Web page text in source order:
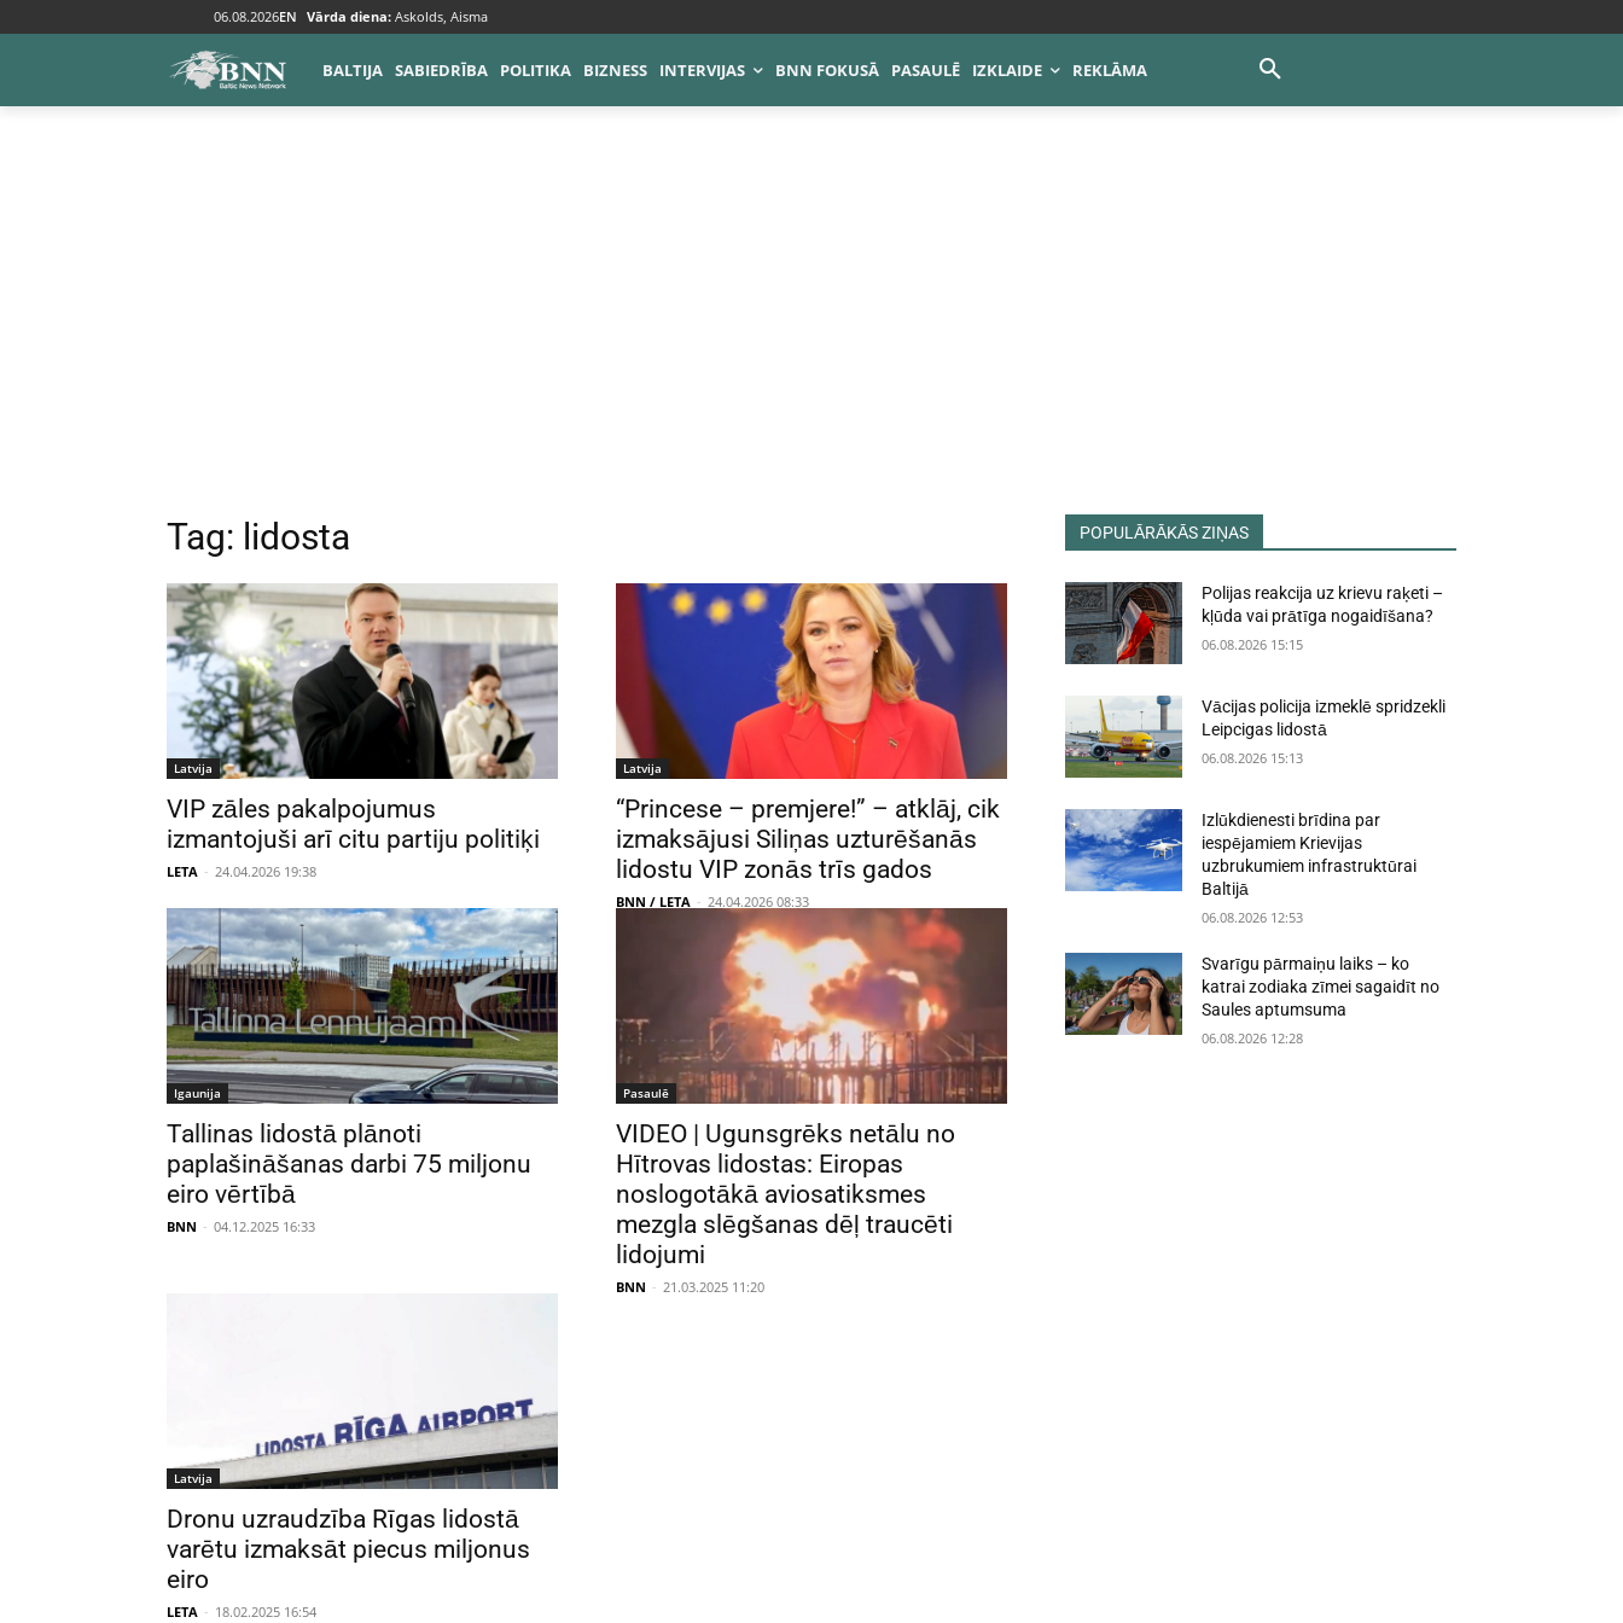
06.08.2026EN Vārda diena: Askolds, Aisma
BALTIJA SABIEDRĪBA POLITIKA BIZNESS INTERVIJAS BNN FOKUSĀ PASAULĒ IZKLAIDE REKLĀMA
Tags Lidosta
Tag: lidosta
Latvija
VIP zāles pakalpojumus
izmantojuši arī citu partiju politiķi
LETA - 24.04.2026 19:38
Latvija
“Princese – premjere!” – atklāj, cik
izmaksājusi Siliņas uzturēšanās
lidostu VIP zonās trīs gados
BNN / LETA - 24.04.2026 08:33
Igaunija
Tallinas lidostā plānoti
paplašināšanas darbi 75 miljonu
eiro vērtībā
BNN - 04.12.2025 16:33
Pasaulē
VIDEO | Ugunsgrēks netālu no
Hītrovas lidostas: Eiropas
noslogotākā aviosatiksmes
mezgla slēgšanas dēļ traucēti
lidojumi
BNN - 21.03.2025 11:20
Latvija
Dronu uzraudzība Rīgas lidostā
varētu izmaksāt piecus miljonus
eiro
LETA - 18.02.2025 16:54
POPULĀRĀKĀS ZIŅAS
Polijas reakcija uz krievu raķeti –
kļūda vai prātīga nogaidīšana?
06.08.2026 15:15
Vācijas policija izmeklē spridzekli
Leipcigas lidostā
06.08.2026 15:13
Izlūkdienesti brīdina par
iespējamiem Krievijas
uzbrukumiem infrastruktūrai
Baltijā
06.08.2026 12:53
Svarīgu pārmaiņu laiks – ko
katrai zodiaka zīmei sagaidīt no
Saules aptumsuma
06.08.2026 12:28